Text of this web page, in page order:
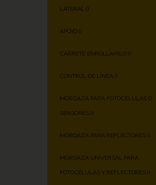
LATERAL ()
APOYO ()
CARRETE ENROLLAHILO ()
CONTROL DE LÍNEA ()
MORDAZA PARA FOTOCÉLULAS O
SENSORES ()
MORDAZA PARA REFLECTORES ()
MORDAZA UNIVERSAL PARA
FOTOCÉLULAS Y REFLECTORES ()